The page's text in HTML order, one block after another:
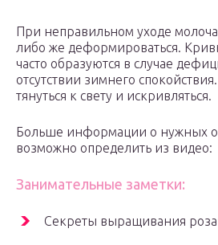
При неправильном уходе
либо же деформироваться.
часто образуются в случае
отсутствии зимнего
тянуться к свету и искривляться.
Больше информации о нужных
возможно определить из видео:
Занимательные заметки:
Секреты выращивания